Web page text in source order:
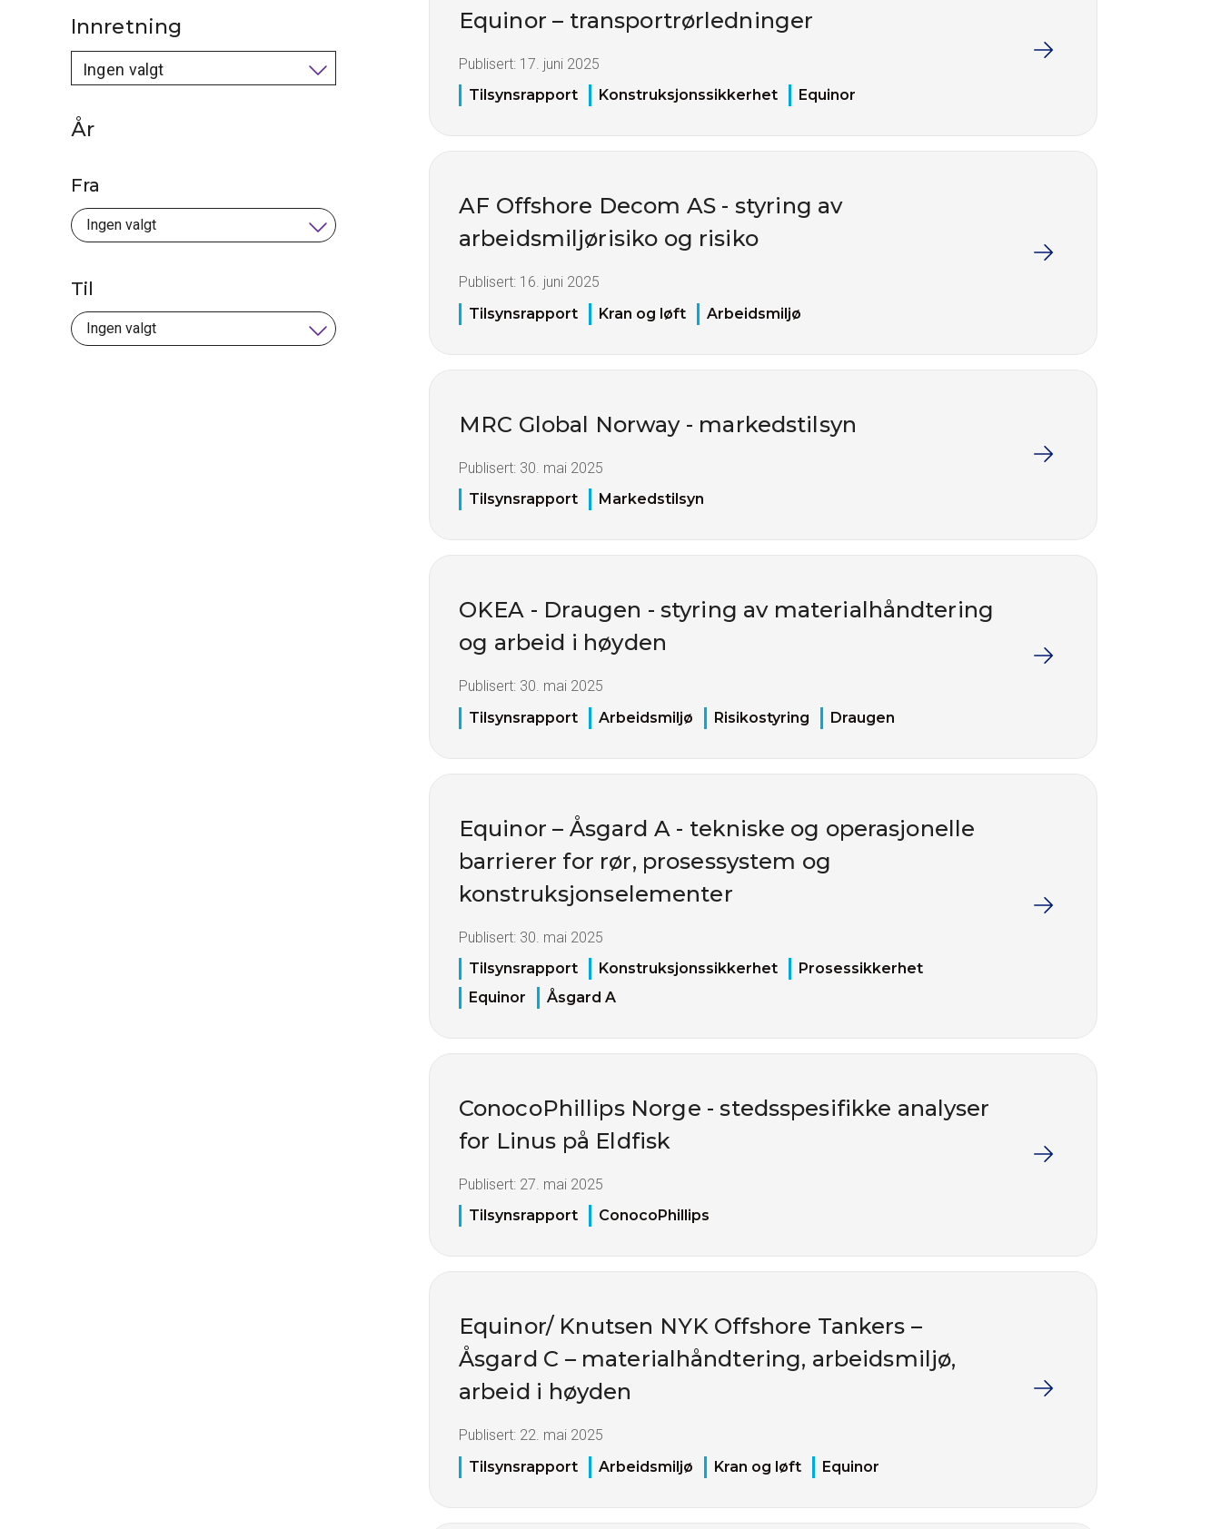
Innretning
Ingen valgt
År
Fra
Til
Equinor – transportrørledninger
Publisert: 17. juni 2025
Tilsynsrapport
Konstruksjonssikkerhet Equinor
AF Offshore Decom AS - styring av
arbeidsmiljørisiko og risiko
Publisert: 16. juni 2025
Tilsynsrapport
Kran og løft Arbeidsmiljø
MRC Global Norway - markedstilsyn
Publisert: 30. mai 2025
Tilsynsrapport
Markedstilsyn
OKEA - Draugen - styring av materialhåndtering
og arbeid i høyden
Publisert: 30. mai 2025
Tilsynsrapport
Arbeidsmiljø Risikostyring Draugen
Equinor – Åsgard A - tekniske og operasjonelle
barrierer for rør, prosessystem og
konstruksjonselementer
Publisert: 30. mai 2025
Tilsynsrapport
Konstruksjonssikkerhet
Prosessikkerhet
Equinor
Åsgard A
ConocoPhillips Norge - stedsspesifikke analyser
for Linus på Eldfisk
Publisert: 27. mai 2025
Tilsynsrapport
ConocoPhillips
Equinor/ Knutsen NYK Offshore Tankers –
Åsgard C – materialhåndtering, arbeidsmiljø,
arbeid i høyden
Publisert: 22. mai 2025
Tilsynsrapport
Arbeidsmiljø Kran og løft Equinor